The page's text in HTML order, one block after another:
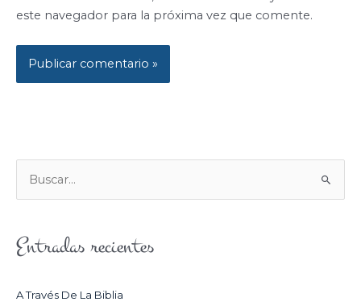
este navegador para la próxima vez que comente.
U
C
Entradas recientes
A Través De La Biblia